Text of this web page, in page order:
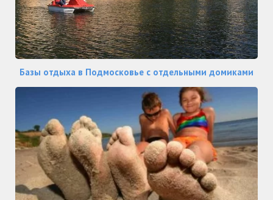
Базы отдыха в Подмосковье с отдельными домиками